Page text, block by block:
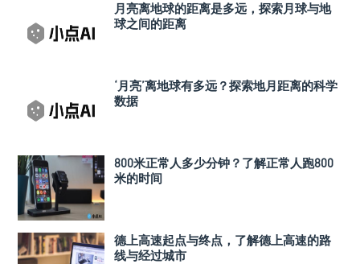
月亮离地球的距离是多远，探索月球与地
球之间的距离
‘月亮’离地球有多远？探索地月距离的科学
数据
800米正常人多少分钟？了解正常人跑800
米的时间
德上高速起点与终点，了解德上高速的路
线与经过城市